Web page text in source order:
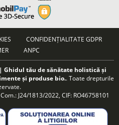
CONFIDENȚIALITATE GDPR
ANPC
Ghidul tău de sănătate holistică și
și produse bio.. Toate drepturile
J24/1813/2022, CIF: RO46758101